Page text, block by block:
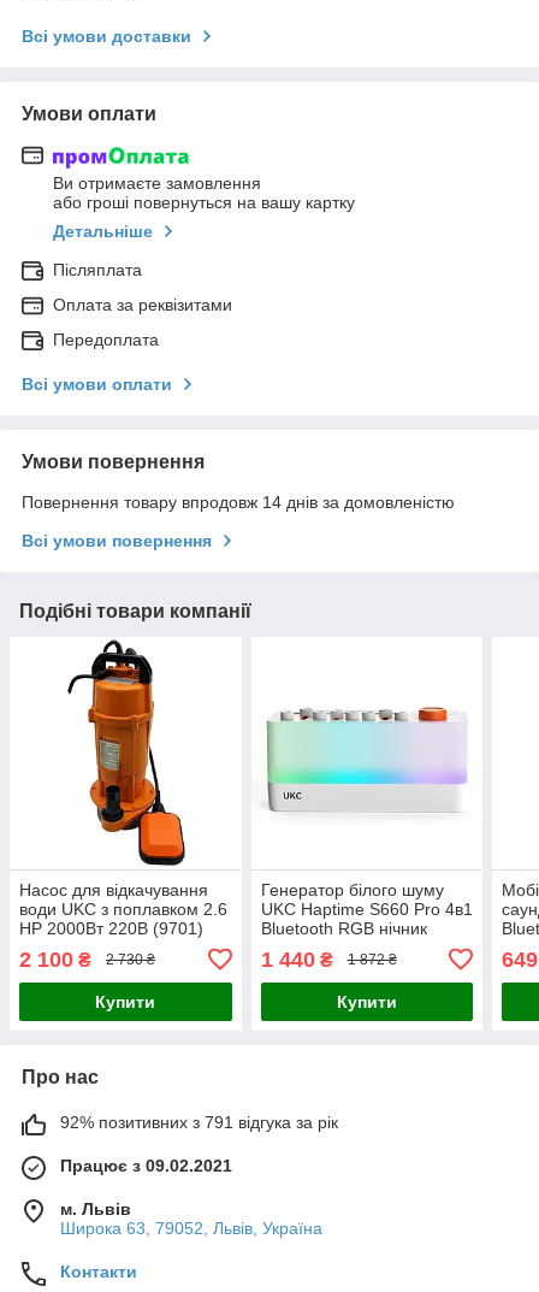
Всі умови доставки
Умови оплати
Ви отримаєте замовлення
або гроші повернуться на вашу картку
Детальніше
Післяплата
Оплата за реквізитами
Передоплата
Всі умови оплати
Умови повернення
Повернення товару впродовж 14 днів за домовленістю
Всі умови повернення
Подібні товари компанії
Насос для відкачування
води UKC з поплавком 2.6
HP 2000Вт 220В (9701)
2 100 ₴ 2 730 ₴
Купити
Генератор білого шуму
UKC Haptime S660 Pro 4в1
Bluetooth RGB нічник
1 440₴ 1 872 ₴
Купити
Про нас
92% позитивних з 791 відгука за рік
Працює з 09.02.2021
м. Львів
Широка 63, 79052, Львів, Україна
Контакти